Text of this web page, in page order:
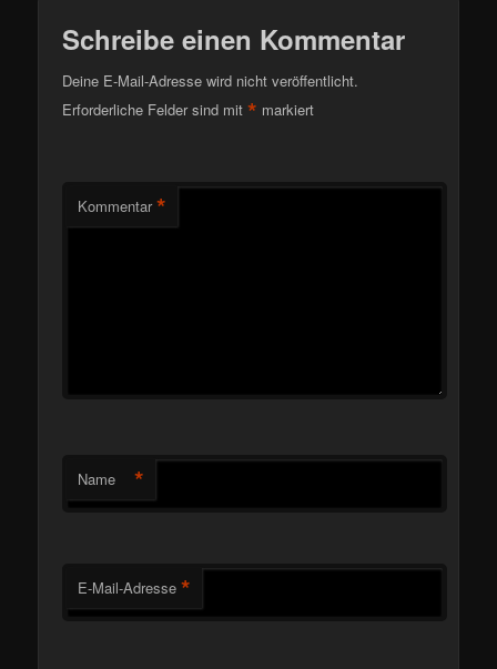
Schreibe einen Kommentar
Deine E-Mail-Adresse wird nicht veröffentlicht.
Erforderliche Felder sind mit* markiert
Kommentar *
Name *
E-Mail-Adresse *